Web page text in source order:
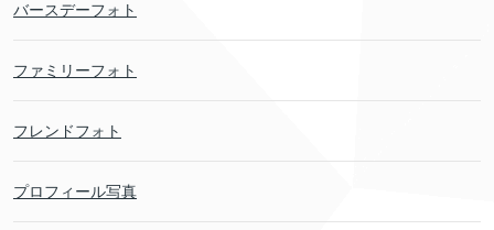
バースデーフォト
ファミリーフォト
フレンドフォト
プロフィール写真